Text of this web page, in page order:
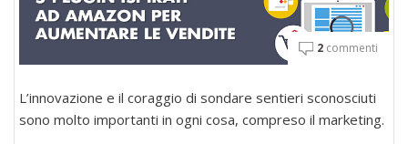
2 commenti
L’innovazione e il coraggio di sondare sentieri sconosciuti
sono molto importanti in ogni cosa, compreso il marketing.